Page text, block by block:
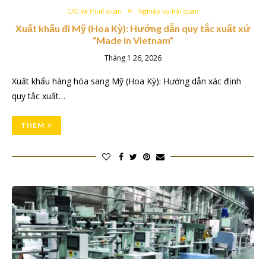
C/O và thuế quan Nghiệp vụ hải quan
Xuất khẩu đi Mỹ (Hoa Kỳ): Hướng dẫn quy tắc xuất xứ
“Made in Vietnam”
Tháng 1 26, 2026
Xuất khẩu hàng hóa sang Mỹ (Hoa Kỳ): Hướng dẫn xác định
quy tắc xuất…
THÊM